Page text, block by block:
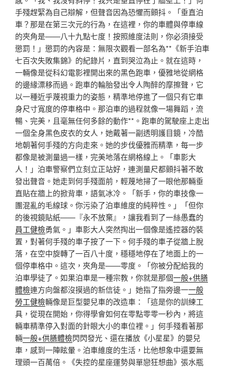
手殘趕緊為自己辯解，但聲音因為恐懼而顫抖。「垂直泊
車？那是在第三次元的行為，在這裡，你的車體與停車線
的夾角是——八十九點七度！按照維度法則，你必須接受
懲罰！」懲罰的內容是：無限次觀看一部名為**《新手泊車
七百次失敗集錦》的紀錄片，直到哭泣為止。就在這時，
一輛像是從科幻電影裡開出來的黑色跑車，優雅地從網格
的邊緣漂移而過。跑車的輪胎發出令人陶醉的摩擦聲，它
以一種近乎蔑視重力的姿態，精準地停進了一個只有它車
身尺寸寬度的停車格中。那泊車的過程就像一場舞蹈，流
暢、完美，且毫無任何多餘的動作**。跑車的駕駛座上走出
一個全身黑色皮衣的女人，她戴著一副透明護目鏡，冷酷
地朝著何手殘的方向走來。她的步伐優雅而精準，每一步
都像是被測量過一樣，完美地落在網格線上。「車影大
人！」泊車警察們立刻立正站好，連測量尺都顫抖著不敢
發出聲音。她走到何手殘面前，輕蔑地掃了一眼他那輛垂
直貼在牆上的掀背車，語氣冰冷。「新手，你的車技像一
團混亂的毛線球。你污染了泊車維度的純粹性。」「但你
的後視鏡貼紙——『永不放棄』，讓我看到了一絲愚蠢的
員工健檢勇氣。」車影大人突然掏出一個像是遙控器的裝
置，對著何手殘的車子按了一下。何手殘的車子從牆上脫
落，在空中旋轉了一百八十度，穩穩地停在了地面上的一
個停車格中。這次，夾角是——零度。「你被分配給我的
泊車學徒了。如果泊車是一種宗教，你就是那個一般+供膳
體檢連方向盤都沒摸過的新信徒。」她指了指旁邊一一般
勞工健檢輛像是巨型嬰兒車的改造車：「這是你的訓練工
具，從現在開始，你得學會如何在零點零零一秒內，將這
輛車精準停入對面的針眼大小的車位裡。」何手殘看著那
輛一般+供膳體檢閃閃發光、還在播放《小星星》的嬰兒
車，感到一陣眩暈。泊車維度的生活，比他想象中還要無
理頭一百萬倍。《失控的星座運勢與單戀狂想曲》張水瓶